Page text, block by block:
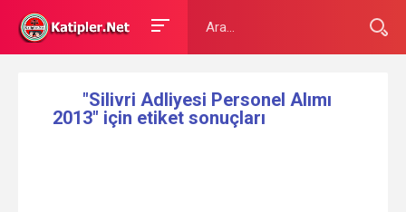
"Silivri Adliyesi Personel Alımı
2013" için etiket sonuçları